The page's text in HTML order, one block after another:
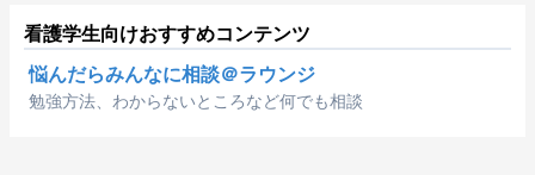
看護学生向けおすすめコンテンツ
悩んだらみんなに相談＠ラウンジ
勉強方法、わからないところなど何でも相談